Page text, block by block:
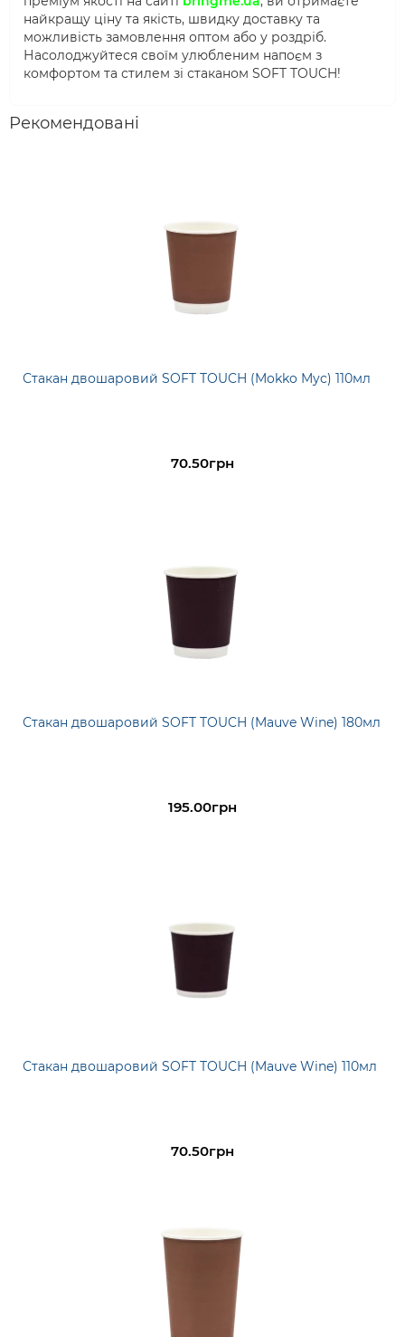
найкращу ціну та якість, швидку доставку та
можливість замовлення оптом або у роздріб.
Насолоджуйтеся своїм улюбленим напоєм з
комфортом та стилем зі стаканом SOFT TOUCH!
Рекомендовані
Стакан двошаровий SOFT TOUCH (Mokko Myc) 110мл
70.50грн
Стакан двошаровий SOFT TOUCH (Mauve Wine) 180мл
195.00грн
Стакан двошаровий SOFT TOUCH (Mauve Wine) 110мл
70.50грн